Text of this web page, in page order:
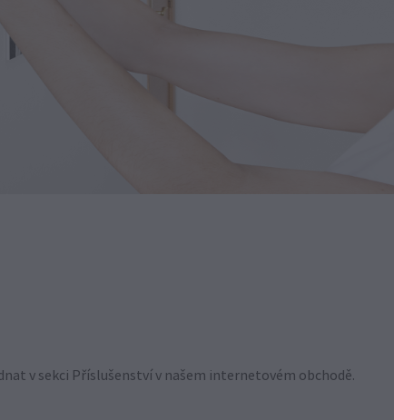
v sekci Příslušenství v našem internetovém obchodě.